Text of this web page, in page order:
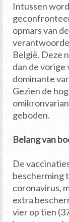
Intussen
opmars van
België. Deze
dan de vorige
dominante
Gezien de
geboden.
Belang van
De
bescherming
coronavirus,
extra
vier op tien